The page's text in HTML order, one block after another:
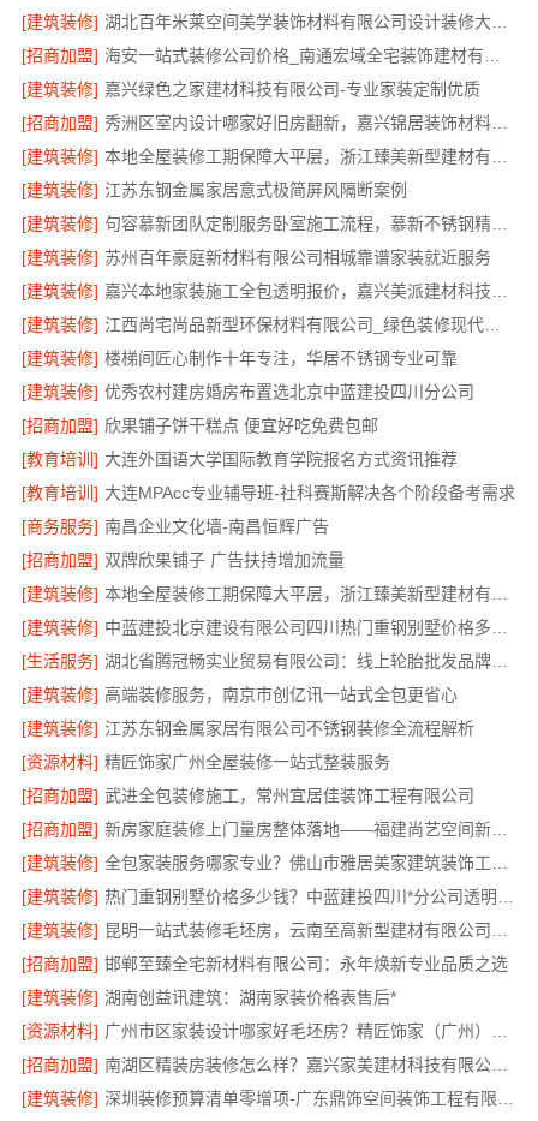
[建筑装修]
湖北百年米莱空间美学装饰材料有限公司设计装修大平层实景案例
[招商加盟]
[建筑装修] 嘉兴绿色之家建材科技有限公司-专业家装定制优质
[招商加盟]
秀洲区室内设计哪家好旧房翻新，嘉兴锦居装饰材料有限公司靠谱
[建筑装修]
[建筑装修] 江苏东钢金属家居意式极简屏风隔断案例
[建筑装修]
句容慕新团队定制服务卧室施工流程，慕新不锈钢精准落地
[建筑装修] 苏州百年豪庭新材料有限公司相城靠谱家装就近服务
[建筑装修]
[建筑装修]
江西尚宅尚品新型环保材料有限公司_绿色装修现代风格靠谱吗
[建筑装修] 楼梯间匠心制作十年专注，华居不锈钢专业可靠
[建筑装修] 优秀农村建房婚房布置选北京中蓝建投四川分公司
[招商加盟] 欣果铺子饼干糕点 便宜好吃免费包邮
[教育培训] 大连外国语大学国际教育学院报名方式资讯推荐
[教育培训] 大连MPAcc专业辅导班-社科赛斯解决各个阶段备考需求
[商务服务] 南昌企业文化墙-南昌恒辉广告
[招商加盟] 双牌欣果铺子 广告扶持增加流量
[建筑装修]
[建筑装修]
[生活服务]
湖北省腾冠畅实业贸易有限公司：线上轮胎批发品牌哪里买
[建筑装修] 高端装修服务，南京市创亿讯一站式全包更省心
[建筑装修] 江苏东钢金属家居有限公司不锈钢装修全流程解析
[资源材料] 精匠饰家广州全屋装修一站式整装服务
[招商加盟] 武进全包装修施工，常州宜居佳装饰工程有限公司
[招商加盟]
新房家庭装修上门量房整体落地——福建尚艺空间新材料科技有限公司
[建筑装修]
[建筑装修]
[建筑装修]
[招商加盟] 邯郸至臻全宅新材料有限公司：永年焕新专业品质之选
[建筑装修] 湖南创益讯建筑：湖南家装价格表售后*
[资源材料]
[招商加盟]
南湖区精装房装修怎么样？嘉兴家美建材科技有限公司专业解答
[建筑装修]